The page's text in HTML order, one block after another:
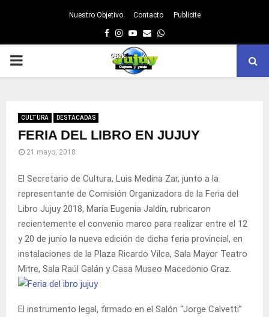
Nuestro Objetivo Contacto Publicite
Facebook
Instagram
Youtube
EmailWhatsapp
PRIMARY
CULTURA DESTACADAS
FERIA DEL LIBRO EN JUJUY
21 mayo, 2018
El Secretario de Cultura, Luis Medina Zar, junto a la
representante de Comisión Organizadora de la Feria del
Libro Jujuy 2018, María Eugenia Jaldín, rubricaron
recientemente el convenio marco para realizar entre el 12
y 20 de junio la nueva edición de dicha feria provincial, en
instalaciones de la Plaza Ricardo Vilca, Sala Mayor Teatro
Mitre, Sala Raúl Galán y Casa Museo Macedonio Graz.
El instrumento legal, firmado en el Salón “Jorge Calvetti”